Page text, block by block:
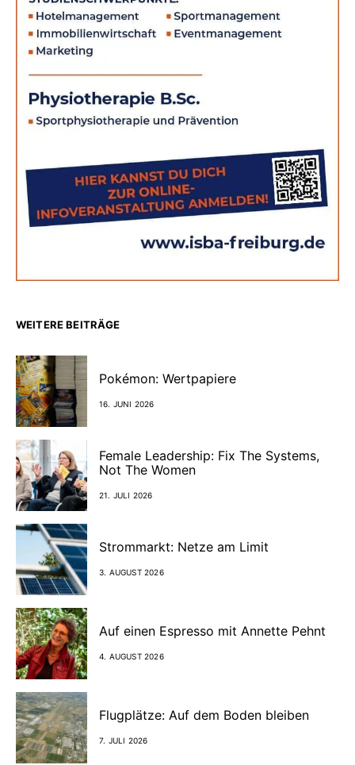
WEITERE BEITRÄGE
Pokémon: Wertpapiere
16. JUNI 2026
Female Leadership: Fix The Systems,
Not The Women
21. JULI 2026
Strommarkt: Netze am Limit
3. AUGUST 2026
Auf einen Espresso mit Annette Pehnt
4. AUGUST 2026
Flugplätze: Auf dem Boden bleiben
7. JULI 2026